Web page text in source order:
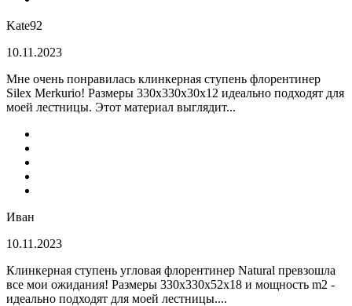
Kate92
10.11.2023
Мне очень понравилась клинкерная ступень флорентинер
Silex Merkurio! Размеры 330х330х30х12 идеально подходят для
моей лестницы. Этот материал выглядит...
Иван
10.11.2023
Клинкерная ступень угловая флорентинер Natural превзошла
все мои ожидания! Размеры 330х330х52х18 и мощность m2 -
идеально подходят для моей лестницы....